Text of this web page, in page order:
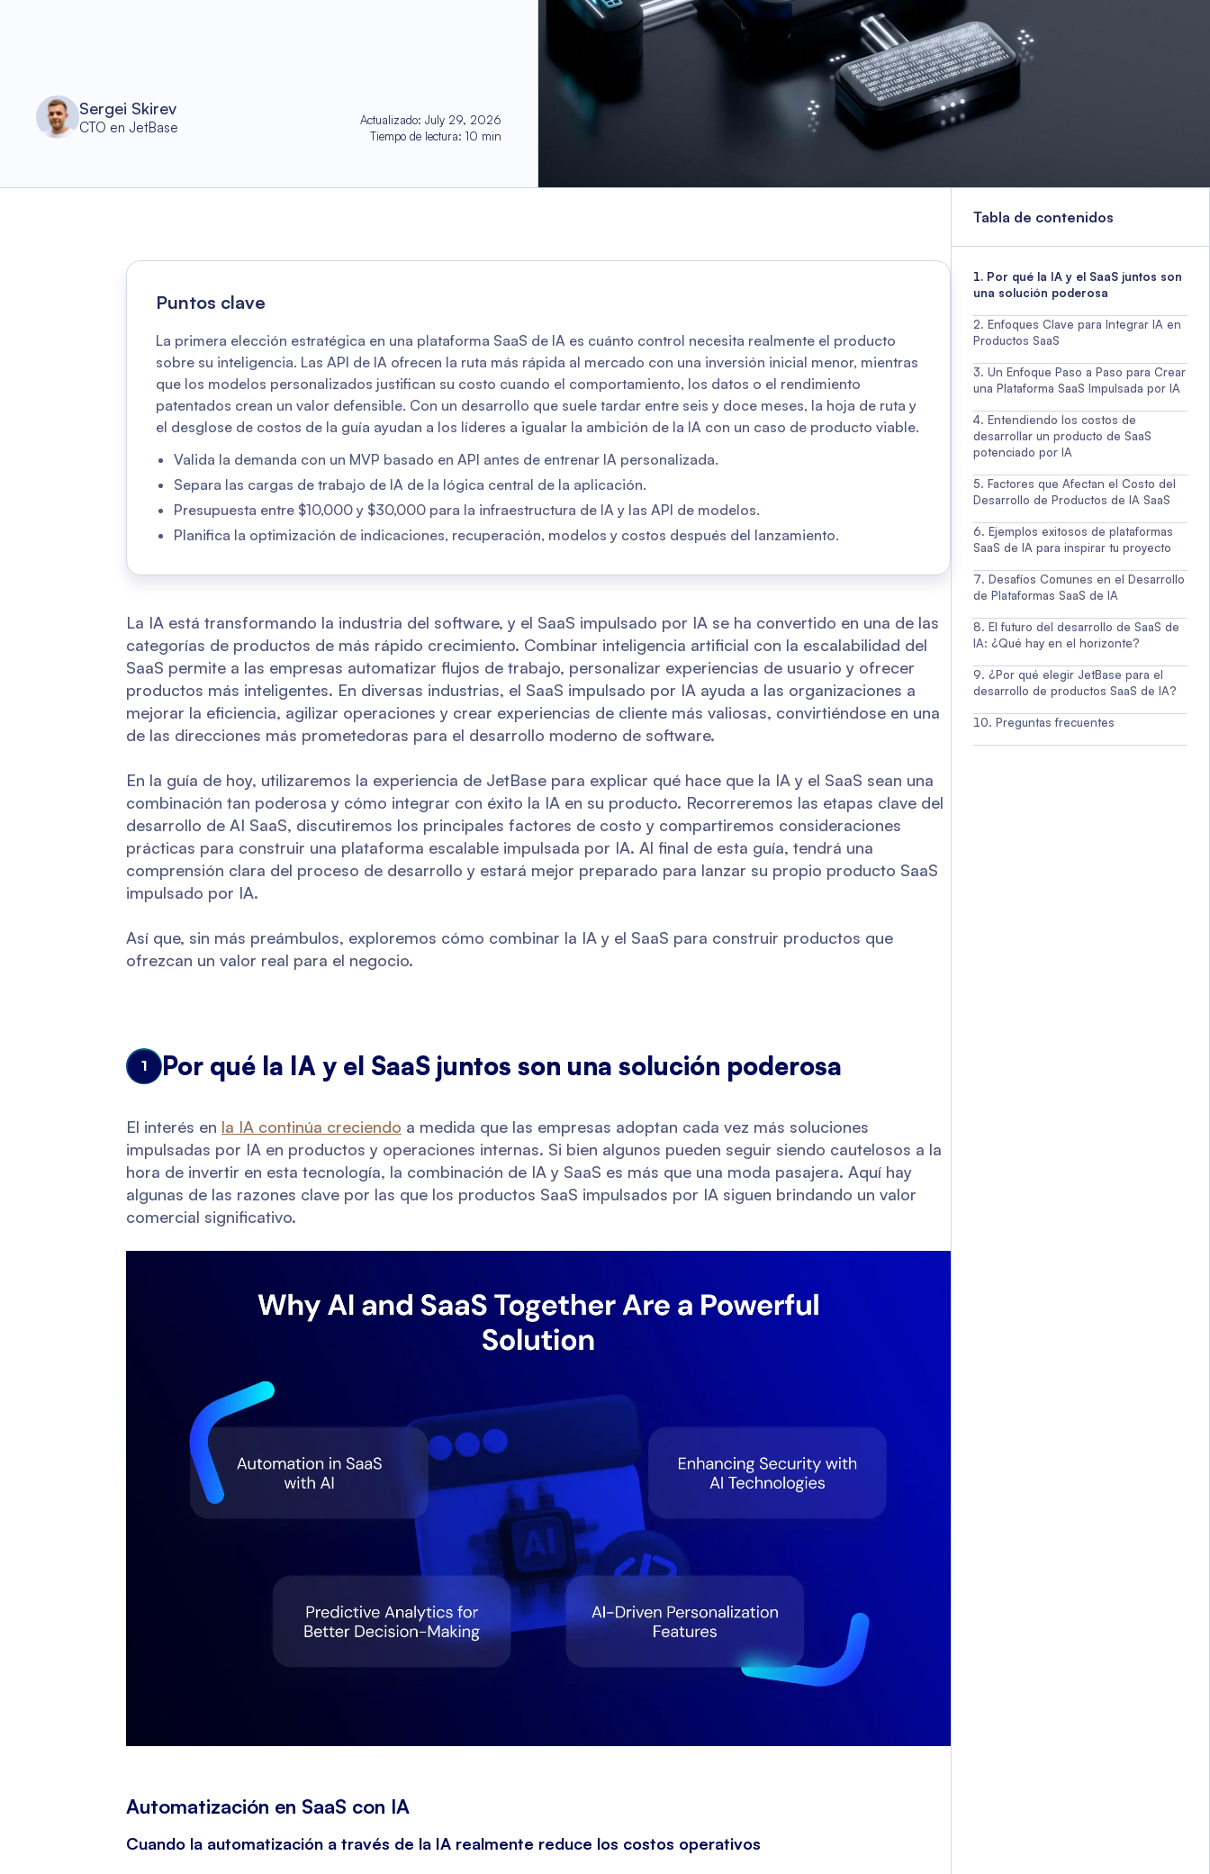
Sergei Skirev
CTO en JetBase Actualizado:July 29, 2026
Tiempo de lectura:10 min
Puntos clave
La primera elección estratégica en una plataforma SaaS de IA es cuánto control necesita realmente el producto
sobre su inteligencia. Las API de IA ofrecen la ruta más rápida al mercado con una inversión inicial menor, mientras
que los modelos personalizados justifican su costo cuando el comportamiento, los datos o el rendimiento
patentados crean un valor defensible. Con un desarrollo que suele tardar entre seis y doce meses, la hoja de ruta y
el desglose de costos de la guía ayudan a los líderes a igualar la ambición de la IA con un caso de producto viable.
Valida la demanda con un MVP basado en API antes de entrenar IA personalizada.
Separa las cargas de trabajo de IA de la lógica central de la aplicación.
Presupuesta entre $10,000 y $30,000 para la infraestructura de IA y las API de modelos.
Planifica la optimización de indicaciones, recuperación, modelos y costos después del lanzamiento.
La IA está transformando la industria del software, y el SaaS impulsado por IA se ha convertido en una de las
categorías de productos de más rápido crecimiento. Combinar inteligencia artificial con la escalabilidad del
SaaS permite a las empresas automatizar flujos de trabajo, personalizar experiencias de usuario y ofrecer
productos más inteligentes. En diversas industrias, el SaaS impulsado por IA ayuda a las organizaciones a
mejorar la eficiencia, agilizar operaciones y crear experiencias de cliente más valiosas, convirtiéndose en una
de las direcciones más prometedoras para el desarrollo moderno de software.
En la guía de hoy, utilizaremos la experiencia de JetBase para explicar qué hace que la IA y el SaaS sean una
combinación tan poderosa y cómo integrar con éxito la IA en su producto. Recorreremos las etapas clave del
desarrollo de AI SaaS, discutiremos los principales factores de costo y compartiremos consideraciones
prácticas para construir una plataforma escalable impulsada por IA. Al final de esta guía, tendrá una
comprensión clara del proceso de desarrollo y estará mejor preparado para lanzar su propio producto SaaS
impulsado por IA.
Así que, sin más preámbulos, exploremos cómo combinar la IA y el SaaS para construir productos que
ofrezcan un valor real para el negocio.
1 Por qué la IA y el SaaS juntos son una solución poderosa
El interés en la IA continúa creciendo a medida que las empresas adoptan cada vez más soluciones
impulsadas por IA en productos y operaciones internas. Si bien algunos pueden seguir siendo cautelosos a la
hora de invertir en esta tecnología, la combinación de IA y SaaS es más que una moda pasajera. Aquí hay
algunas de las razones clave por las que los productos SaaS impulsados por IA siguen brindando un valor
comercial significativo.
Automatización en SaaS con IA
Cuando la automatización a través de la IA realmente reduce los costos operativos
Tabla de contenidos
Por qué la IA y el SaaS juntos son
una solución poderosa
Enfoques Clave para Integrar IA en
Productos SaaS
Un Enfoque Paso a Paso para Crear
una Plataforma SaaS Impulsada por IA
Entendiendo los costos de
desarrollar un producto de SaaS
potenciado por IA
Factores que Afectan el Costo del
Desarrollo de Productos de IA SaaS
Ejemplos exitosos de plataformas
SaaS de IA para inspirar tu proyecto
Desafíos Comunes en el Desarrollo
de Plataformas SaaS de IA
El futuro del desarrollo de SaaS de
IA: ¿Qué hay en el horizonte?
¿Por qué elegir JetBase para el
desarrollo de productos SaaS de IA?
Preguntas frecuentes